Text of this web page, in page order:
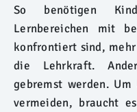
So benötigen
Lernbereichen mit
konfrontiert sind,
die Lehrkraft.
gebremst werden.
vermeiden, braucht